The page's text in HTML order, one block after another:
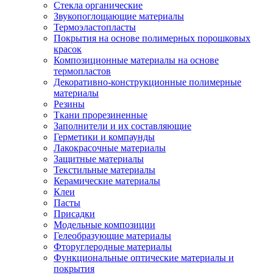
Стекла органические
Звукопоглощающие материалы
Термоэластопласты
Покрытия на основе полимерных порошковых
красок
Композиционные материалы на основе
термопластов
Декоративно-конструкционные полимерные
материалы
Резины
Ткани прорезиненные
Заполнители и их составляющие
Герметики и компаунды
Лакокрасочные материалы
Защитные материалы
Текстильные материалы
Керамические материалы
Клеи
Пасты
Присадки
Модельные композиции
Гелеобразующие материалы
Фторуглеродные материалы
Функциональные оптические материалы и
покрытия